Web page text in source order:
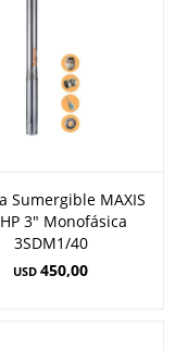
Sumergible MAXIS
3" Monofásica
3SDM1/40
USD 450,00